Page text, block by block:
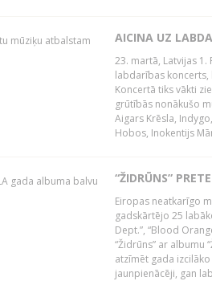
AICINA UZ
23. martā, Latvijas 1.
labdarības koncerts,
Koncertā tiks vākti
grūtībās nonākušo
Aigars Krēsla,
Hobos, Inokentijs
“ŽIDRŪNS”
Eiropas neatkarīgo
gadskārtējo 25
Dept.”, “Blood
“Židrūns” ar albumu
atzīmēt gada
jaunpienācēji, gan